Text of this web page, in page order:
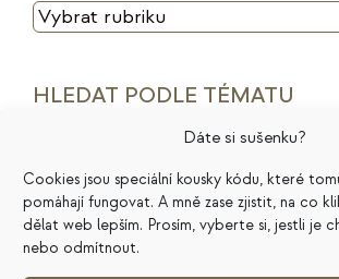
Dáte si sušenku?
Cookies jsou speciální kousky kódu, které
pomáhají fungovat. A mně zase zjistit, na co
dělat web lepším. Prosím, vyberte si, jestli je
nebo odmítnout.
CO
HLEDAT PODLE TÉMATU
finance
HSP ideální zákazník
intuice
konkurence